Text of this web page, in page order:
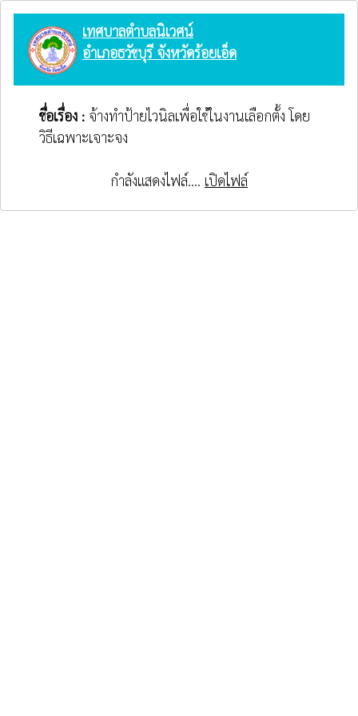
เทศบาลตำบลนิเวศน์
อำเภอธวัชบุรี จังหวัดร้อยเอ็ด
ชื่อเรื่อง : จ้างทำป้ายไวนิลเพื่อใช้ในงานเลือกตั้ง โดย
วิธีเฉพาะเจาะจง
กำลังแสดงไฟล์.... เปิดไฟล์